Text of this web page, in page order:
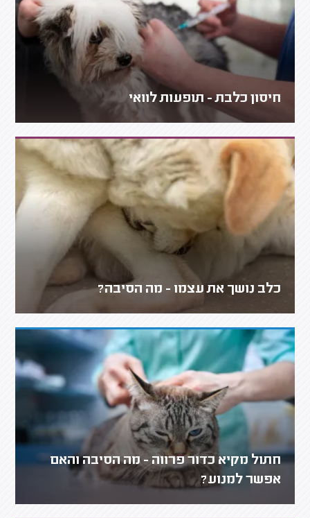
חיסון כלבת - תופעות לוואי
כלב נושך את עצמו - מה הסיבה?
חתול מקיא כדור פרווה - מה הסיבה והאם
אפשר למנוע?